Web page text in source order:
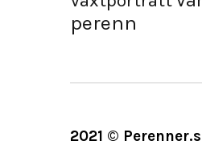
perenn
2021 ©